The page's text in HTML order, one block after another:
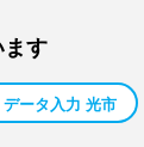
ます
データ入力 光市